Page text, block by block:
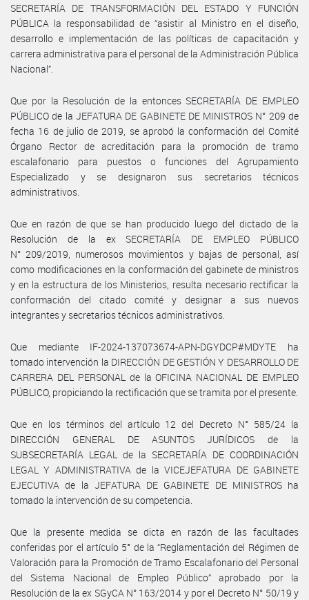
SECRETARÍA DE TRANSFORMACIÓN DEL ESTADO Y FUNCIÓN
PÚBLICA la responsabilidad de “asistir al Ministro en el diseño,
desarrollo e implementación de las políticas de capacitación y
carrera administrativa para el personal de la Administración Pública
Nacional”.
Que por la Resolución de la entonces SECRETARÍA DE EMPLEO
PÚBLICO de la JEFATURA DE GABINETE DE MINISTROS N° 209 de
fecha 16 de julio de 2019, se aprobó la conformación del Comité
Órgano Rector de acreditación para la promoción de tramo
escalafonario para puestos o funciones del Agrupamiento
Especializado y se designaron sus secretarios técnicos
administrativos.
Que en razón de que se han producido luego del dictado de la
Resolución de la ex SECRETARÍA DE EMPLEO PÚBLICO
N° 209/2019, numerosos movimientos y bajas de personal, así
como modificaciones en la conformación del gabinete de ministros
y en la estructura de los Ministerios, resulta necesario rectificar la
conformación del citado comité y designar a sus nuevos
integrantes y secretarios técnicos administrativos.
Que mediante IF-2024-137073674-APN-DGYDCP#MDYTE ha
tomado intervención la DIRECCIÓN DE GESTIÓN Y DESARROLLO DE
CARRERA DEL PERSONAL de la OFICINA NACIONAL DE EMPLEO
PÚBLICO, propiciando la rectificación que se tramita por el presente.
Que en los términos del artículo 12 del Decreto N° 585/24 la
DIRECCIÓN GENERAL DE ASUNTOS JURÍDICOS de la
SUBSECRETARÍA LEGAL de la SECRETARÍA DE COORDINACIÓN
LEGAL Y ADMINISTRATIVA de la VICEJEFATURA DE GABINETE
EJECUTIVA de la JEFATURA DE GABINETE DE MINISTROS ha
tomado la intervención de su competencia.
Que la presente medida se dicta en razón de las facultades
conferidas por el artículo 5° de la “Reglamentación del Régimen de
Valoración para la Promoción de Tramo Escalafonario del Personal
del Sistema Nacional de Empleo Público” aprobado por la
Resolución de la ex SGyCA N° 163/2014 y por el Decreto N° 50/19 y